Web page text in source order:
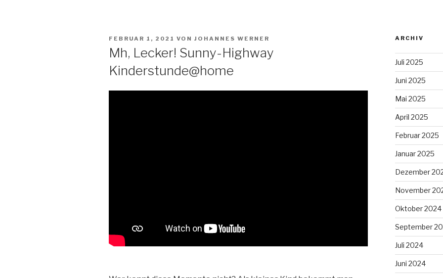
VERÖFFENTLICHT
FEBRUAR 1, 2021 VON JOHANNES WERNER
Mh, Lecker! Sunny-Highway
Kinderstunde@home
ARCHIV
Juli 2025
Juni 2025
Mai 2025
April 2025
Februar 2025
Januar 2025
Dezember
November
Oktober 2024
September
Juli 2024
Juni 2024